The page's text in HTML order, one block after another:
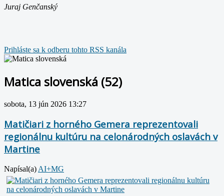
Juraj Genčanský
Prihláste sa k odberu tohto RSS kanála
Matica slovenská (52)
sobota, 13 jún 2026 13:27
Matičiari z horného Gemera reprezentovali
regionálnu kultúru na celonárodných oslavách v
Martine
Napísal(a) AI+MG